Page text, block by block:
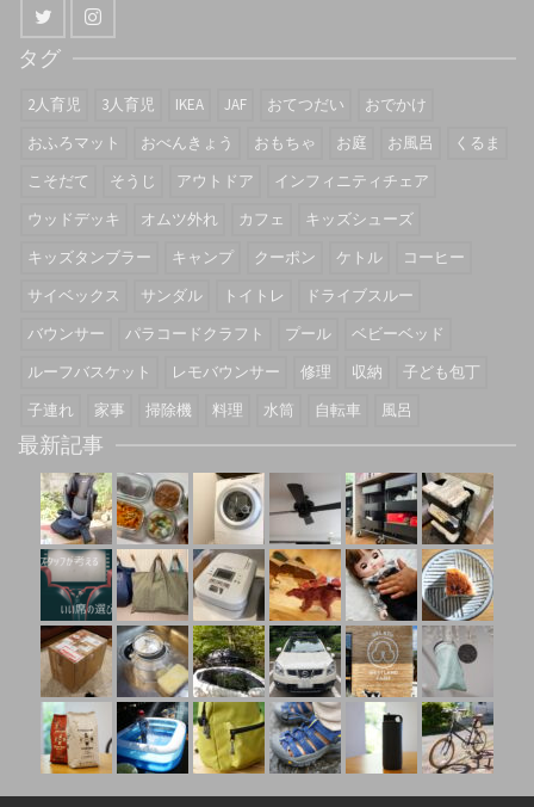
タグ
2人育児 3人育児 IKEA JAF おてつだい
おでかけ
おふろマット
おべんきょう おもちゃ お庭 お風呂
くるま
こそだて
そうじ アウトドア
インフィニティチェア
ウッドデッキ
オムツ外れ カフェ
キッズシューズ
キッズタンブラー
キャンプ クーポン ケトル
コーヒー
サイベックス
サンダル トイトレ
ドライブスルー
バウンサー
パラコードクラフト プール
ベビーベッド
ルーフバスケット
レモバウンサー 修理 収納
子ども包丁
子連れ
家事 掃除機 料理 水筒 自転車 風呂
最新記事